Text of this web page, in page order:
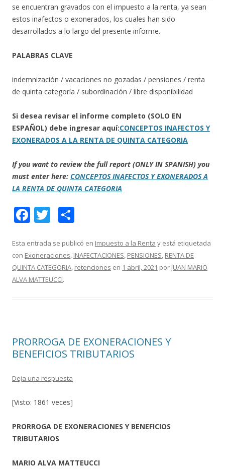
se encuentran gravados con el impuesto a la renta, ya sean
estos inafectos o exonerados, los cuales han sido
desarrollados a lo largo del presente informe.
PALABRAS CLAVE
indemnización / vacaciones no gozadas / pensiones / renta
de quinta categoría / subordinación / libre disponibilidad
Si desea revisar el informe completo (SOLO EN
ESPAÑOL) debe ingresar aquí:CONCEPTOS INAFECTOS Y
EXONERADOS A LA RENTA DE QUINTA CATEGORIA
If you want to review the full report (ONLY IN SPANISH) you
must enter here: CONCEPTOS INAFECTOS Y EXONERADOS A
LA RENTA DE QUINTA CATEGORIA
F
e
b
o
T
itt
er
m
p
Esta entrada se publicó en Impuesto a la Renta y está etiquetada
con Exoneraciones, INAFECTACIONES, PENSIONES, RENTA DE
QUINTA CATEGORIA, retenciones en 1 abril, 2021 por JUAN MARIO
ALVA MATTEUCCI.
PRORROGA DE EXONERACIONES Y
BENEFICIOS TRIBUTARIOS
Deja una respuesta
[Visto: 1861 veces]
PRORROGA DE EXONERACIONES Y BENEFICIOS
TRIBUTARIOS
MARIO ALVA MATTEUCCI